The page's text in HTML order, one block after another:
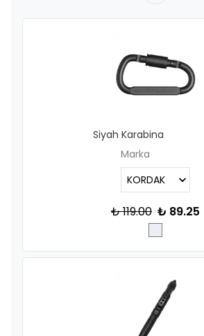
Siyah Karabina
Marka
₺ 119.00 ₺ 89.25